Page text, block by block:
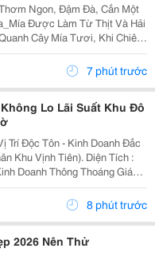
Ngon, Đậm Đà, Cắn Một
Cây Mía Tươi, Khi Chiên
Cắn Một Miếng Là Cảm
Thịt Hòa Quyện Với Hương...
7 phút trước
Lo Lãi Suất Khu Đô
Vịnh Tiên). Diện Tích :
Doanh Thông Thoáng Giá
8 phút trước
2026 Nên Thử